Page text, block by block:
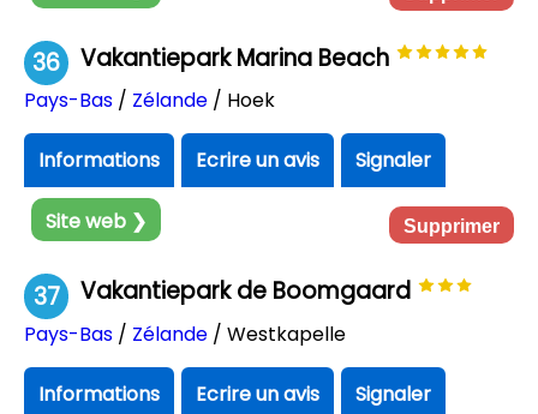
36 Vakantiepark Marina Beach
Pays-Bas / Zélande / Hoek
Informations Ecrire un avis Signaler
Site web ❯ Supprimer
37 Vakantiepark de Boomgaard
Pays-Bas / Zélande / Westkapelle
Informations Ecrire un avis Signaler